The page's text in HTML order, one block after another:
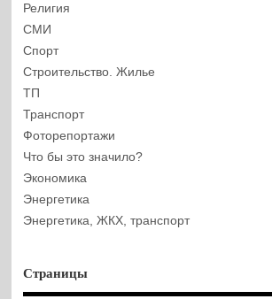
Религия
СМИ
Спорт
Строительство. Жилье
ТП
Транспорт
Фоторепортажи
Что бы это значило?
Экономика
Энергетика
Энергетика, ЖКХ, транспорт
Страницы